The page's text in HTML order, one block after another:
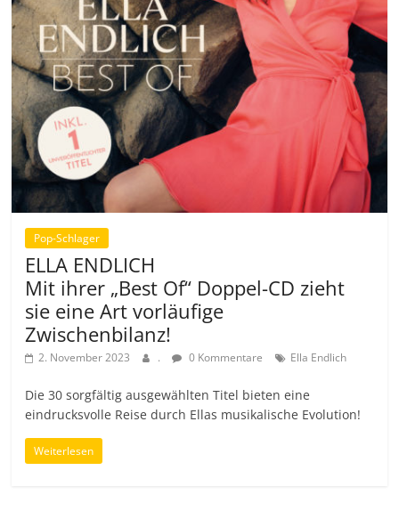
Pop-Schlager
ELLA ENDLICH
Mit ihrer „Best Of“ Doppel-CD zieht
sie eine Art vorläufige
Zwischenbilanz!
2. November 2023 . 0 Kommentare Ella Endlich
Die 30 sorgfältig ausgewählten Titel bieten eine
eindrucksvolle Reise durch Ellas musikalische Evolution!
Weiterlesen